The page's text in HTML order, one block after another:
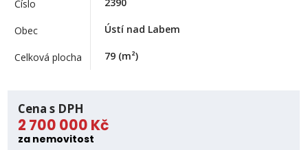
Číslo
Obec Ústí nad Labem
Celková plocha 79 (m²)
Cena s DPH
2 700 000 Kč
za nemovitost